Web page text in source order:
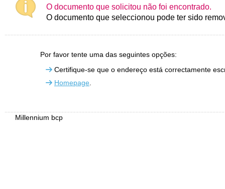
O documento que solicitou não foi encontrado.
O documento que seleccionou pode ter sido
Por favor tente uma das seguintes opções:
Certifique-se que o endereço está correctamente
Homepage
Millennium bcp